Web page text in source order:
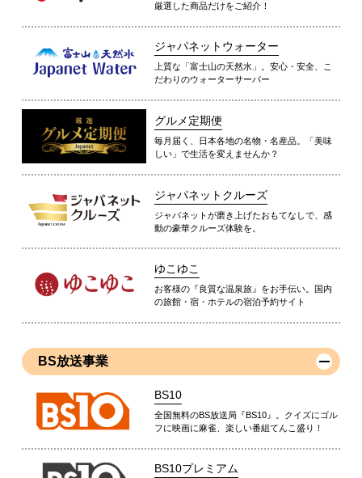
厳選した商品だけをご紹介！
ジャパネットウォーター
上質な「富士山の天然水」。安心・安全、こ
だわりのウォーターサーバー
グルメ定期便
毎月届く、日本各地の名物・名産品。「美味
しい」で生活を変えませんか？
ジャパネットクルーズ
ジャパネットが磨き上げたおもてなしで、感
動の豪華クルーズ体験を。
ゆこゆこ
お客様の『良質な温泉旅』をお手伝い。国内
の旅館・宿・ホテルの宿泊予約サイト
BS放送事業
BS10
全国無料のBS放送局『BS10』。クイズにゴル
フに映画に麻雀、楽しい番組てんこ盛り！
BS10プレミアム